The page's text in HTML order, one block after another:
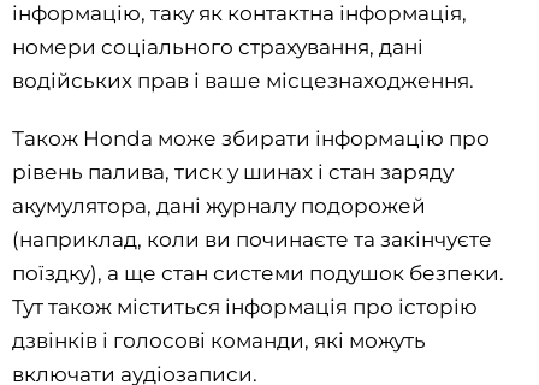
інформацію, таку як контактна інформація,
номери соціального страхування, дані
водійських прав і ваше місцезнаходження.
Також Honda може збирати інформацію про
рівень палива, тиск у шинах і стан заряду
акумулятора, дані журналу подорожей
(наприклад, коли ви починаєте та закінчуєте
поїздку), а ще стан системи подушок безпеки.
Тут також міститься інформація про історію
дзвінків і голосові команди, які можуть
включати аудіозаписи.